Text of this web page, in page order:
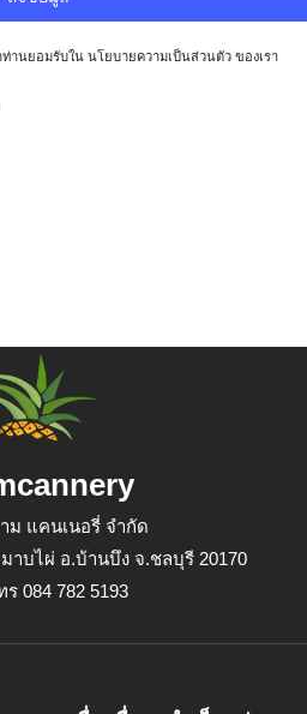
านยอมรับใน นโยบายความเป็นส่วนตัวของเรา
ม แคนเนอรี่ จำกัด
าบไผ่ อ.บ้านบึง จ.ชลบุรี 20170
ร 084 782 5193